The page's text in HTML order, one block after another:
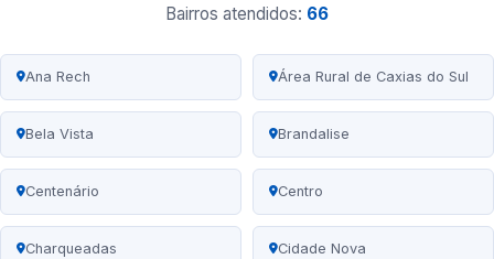
Bairros atendidos: 66
Ana Rech Área Rural de Caxias do Sul
Bela Vista Brandalise
Centenário Centro
Charqueadas Cidade Nova